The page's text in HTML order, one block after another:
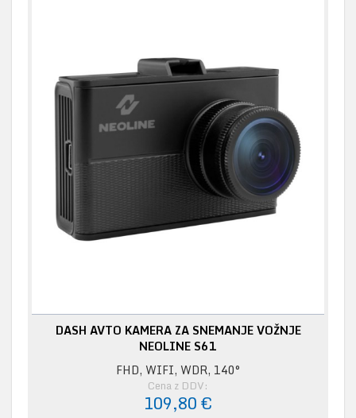
DASH AVTO KAMERA ZA SNEMANJE VOŽNJE
NEOLINE S61
FHD, WIFI, WDR, 140°
Cena z DDV:
109,80 €